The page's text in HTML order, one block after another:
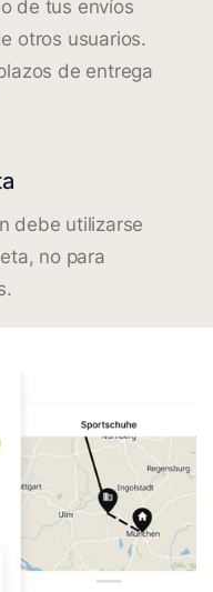
de tus envíos
otros usuarios.
de entrega
debe utilizarse
no para